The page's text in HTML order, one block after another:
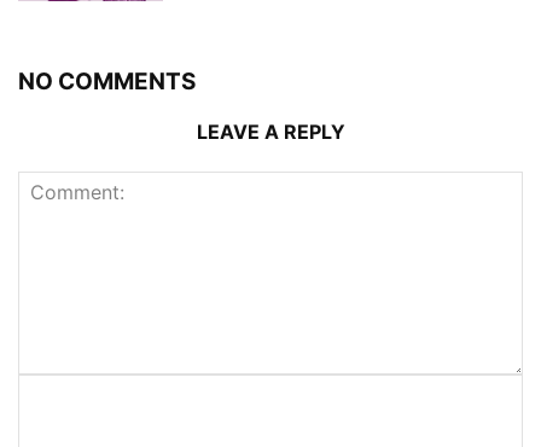
NO COMMENTS
LEAVE A REPLY